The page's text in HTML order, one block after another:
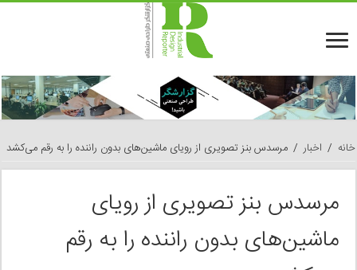
خانه / اخبار / مرسدس بنز تصویری از رویای ماشین‌های بدون راننده را به رقم می‌کشد
مرسدس بنز تصویری از رویای
ماشین‌های بدون راننده را به رقم